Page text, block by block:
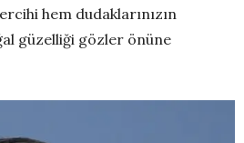
hem dudaklarınızın
güzelliği gözler önüne